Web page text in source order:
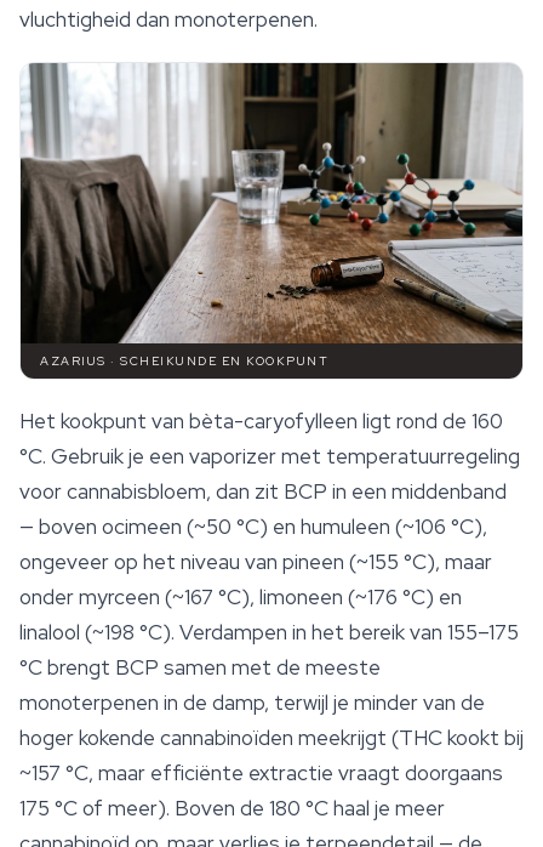
vluchtigheid dan monoterpenen.
AZARIUS · SCHEIKUNDE EN KOOKPUNT
Het kookpunt van bèta-caryofylleen ligt rond de 160
°C. Gebruik je een vaporizer met temperatuurregeling
voor cannabisbloem, dan zit BCP in een middenband
— boven ocimeen (~50 °C) en humuleen (~106 °C),
ongeveer op het niveau van pineen (~155 °C), maar
onder myrceen (~167 °C), limoneen (~176 °C) en
linalool (~198 °C). Verdampen in het bereik van 155–175
°C brengt BCP samen met de meeste
monoterpenen in de damp, terwijl je minder van de
hoger kokende cannabinoïden meekrijgt (THC kookt bij
~157 °C, maar efficiënte extractie vraagt doorgaans
175 °C of meer). Boven de 180 °C haal je meer